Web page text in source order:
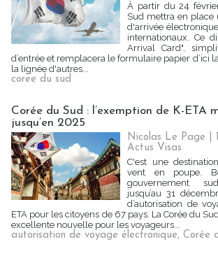
À partir du 24
Sud mettra en place
d'arrivée
internationaux. Ce
Arrival Card",
d’entrée et remplacera le formulaire papier d’ici
la lignée d'autres...
coree du sud
Corée du Sud : l’exemption de K-ETA
jusqu’en 2025
Nicolas Le Page |
Actus Visas
C'est une
vent en poupe.
gouvernement
jusqu’au 31
d’autorisation de
ETA pour les citoyens de 67 pays. La Corée du
excellente nouvelle pour les voyageurs...
autorisation de voyage électronique, Corée